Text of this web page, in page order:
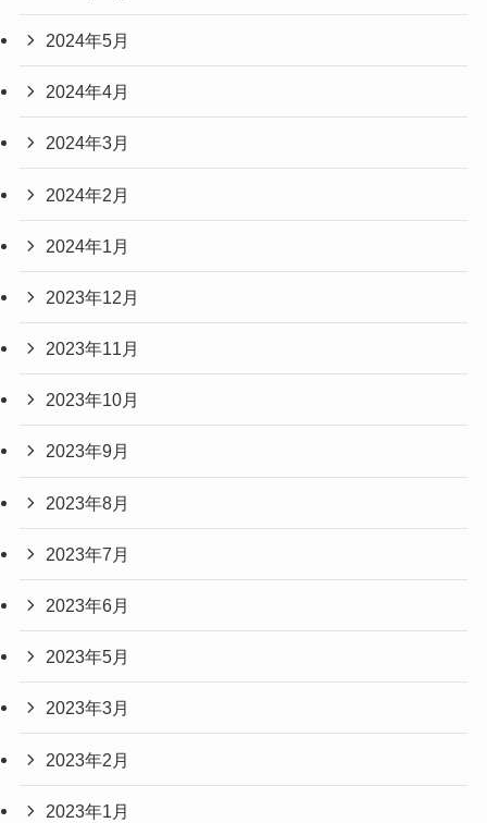
2024年5月
2024年4月
2024年3月
2024年2月
2024年1月
2023年12月
2023年11月
2023年10月
2023年9月
2023年8月
2023年7月
2023年6月
2023年5月
2023年3月
2023年2月
2023年1月